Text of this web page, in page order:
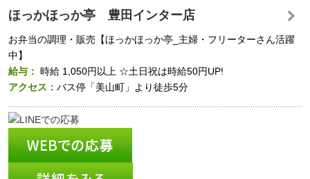
ほっかほっか亭 豊田インター店
お弁当の調理・販売【ほっかほっか亭_主婦・フリーターさん活躍
中】
給与： 時給 1,050円以上 ☆土日祝は時給50円UP!
アクセス： バス停「美山町」より徒歩5分